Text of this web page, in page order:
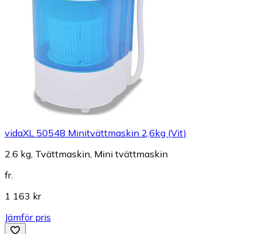
vidaXL 50548 Minitvättmaskin 2,6kg (Vit)
2.6 kg, Tvättmaskin, Mini tvättmaskin
fr.
1 163 kr
Jämför pris